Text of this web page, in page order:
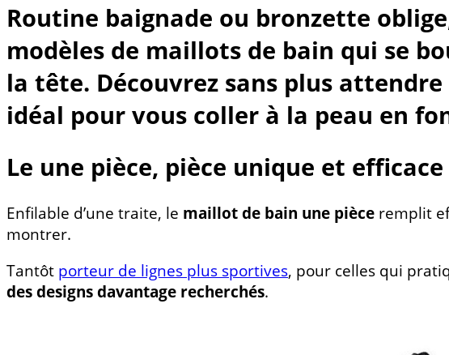
Routine baignade ou bronzette
modèles de maillots de bain qui se
la tête. Découvrez sans plus
idéal pour vous coller à la peau en
Le une pièce, pièce unique et efficace
Enfilable d’une traite, le maillot de bain une pièce remplit
montrer.
Tantôt porteur de lignes plus sportives, pour celles qui
des designs davantage recherchés.